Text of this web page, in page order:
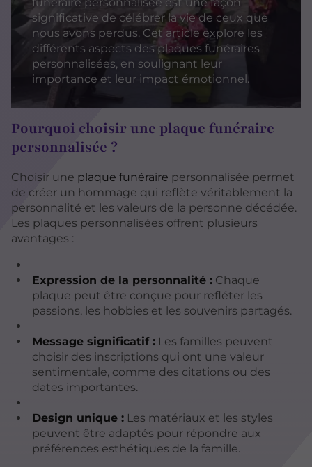
significative de célébrer la vie de ceux que
nous avons perdus. Cet article explore les
différents aspects des plaques funéraires
personnalisées, en soulignant leur
importance et leur impact émotionnel.
Pourquoi choisir une plaque funéraire
personnalisée ?
Choisir une plaque funéraire personnalisée permet
de créer un hommage qui reflète véritablement la
personnalité et les valeurs de la personne décédée.
Les plaques personnalisées offrent plusieurs
avantages :
Expression de la personnalité :Chaque
plaque peut être conçue pour refléter les
passions, les hobbies et les souvenirs partagés.
Message significatif :Les familles peuvent
choisir des inscriptions qui ont une valeur
sentimentale, comme des citations ou des
dates importantes.
Design unique :Les matériaux et les styles
peuvent être adaptés pour répondre aux
préférences esthétiques de la famille.